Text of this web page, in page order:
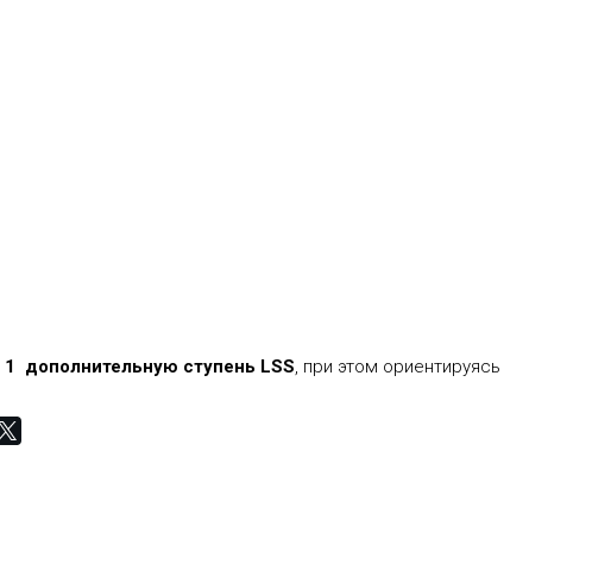
1 дополнительную ступень LSS, при этом ориентируясь